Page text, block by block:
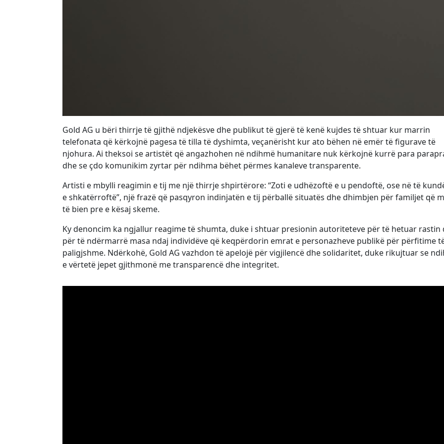
Gold AG u bëri thirrje të gjithë ndjekësve dhe publikut të gjerë të kenë kujdes të shtuar kur marrin
telefonata që kërkojnë pagesa të tilla të dyshimta, veçanërisht kur ato bëhen në emër të figurave të
njohura. Ai theksoi se artistët që angazhohen në ndihmë humanitare nuk kërkojnë kurrë para
dhe se çdo komunikim zyrtar për ndihma bëhet përmes kanaleve transparente.
Artisti e mbylli reagimin e tij me një thirrje shpirtërore: “Zoti e udhëzoftë e u pendoftë, ose në të
e shkatërroftë”, një frazë që pasqyron indinjatën e tij përballë situatës dhe dhimbjen për familjet që
të bien pre e kësaj skeme.
Ky denoncim ka ngjallur reagime të shumta, duke i shtuar presionin autoriteteve për të hetuar rastin
për të ndërmarrë masa ndaj individëve që keqpërdorin emrat e personazheve publikë për përfitime
paligjshme. Ndërkohë, Gold AG vazhdon të apelojë për vigjilencë dhe solidaritet, duke rikujtuar se
e vërtetë jepet gjithmonë me transparencë dhe integritet.